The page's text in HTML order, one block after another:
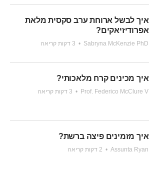
איך לבשל ארוחת ערב סקסית מלאת
אפרודיזיאקים?
Sabryna McKenzie PhD
•
איך מכינים קרח מלאכותי?
Prof. Federico McClure V
•
איך מזמינים פיצה ברשת?
Assunta Ryan
•